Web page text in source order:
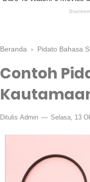
Beranda › Pidato Bahasa
Contoh
Ditulis Admin Selasa, 13